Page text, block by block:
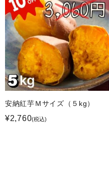
安納紅芋Ｍサイズ（５kg）
¥2,760(税込)